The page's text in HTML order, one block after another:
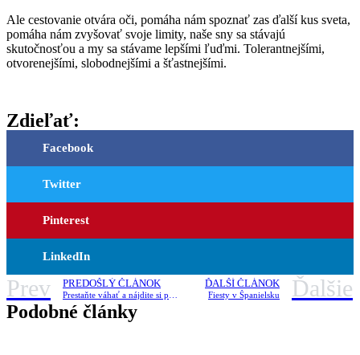
Ale cestovanie otvára oči, pomáha nám spoznať zas ďalší kus sveta,
pomáha nám zvyšovať svoje limity, naše sny sa stávajú
skutočnosťou a my sa stávame lepšími ľuďmi. Tolerantnejšími,
otvorenejšími, slobodnejšími a šťastnejšími.
Zdieľať:
Facebook
Twitter
Pinterest
LinkedIn
Prev PREDOŠLÝ ČLÁNOK ĎALŠÍ ČLÁNOK
Fiesty v Španielsku Ďalšie
Podobné články